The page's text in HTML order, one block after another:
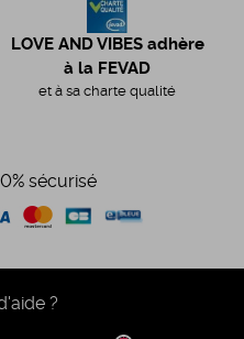
LOVE AND VIBES adhère
à la FEVAD
et à sa charte qualité
sécurisé
?